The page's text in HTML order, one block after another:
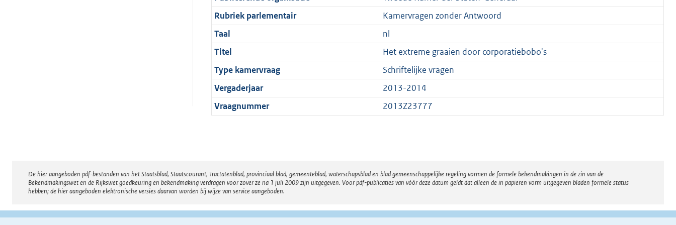
Rubriek parlementair
Kamervragen zonder Antwoord
Taal
nl
Titel
Het extreme graaien door corporatiebobo's
Type kamervraag
Schriftelijke vragen
Vergaderjaar
2013-2014
Vraagnummer
2013Z23777
Disclaimer
De hier aangeboden pdf-bestanden van het Staatsblad, Staatscourant, Tractatenblad, provinciaal blad, gemeenteblad, waterschapsblad en blad gemeenschappelijke regeling vormen de formele bekendmakingen in de zin van de
Bekendmakingswet en de Rijkswet goedkeuring en bekendmaking verdragen voor zover ze na 1 juli 2009 zijn uitgegeven. Voor pdf-publicaties van vóór deze datum geldt dat alleen de in papieren vorm uitgegeven bladen formele status
hebben; de hier aangeboden elektronische versies daarvan worden bij wijze van service aangeboden.